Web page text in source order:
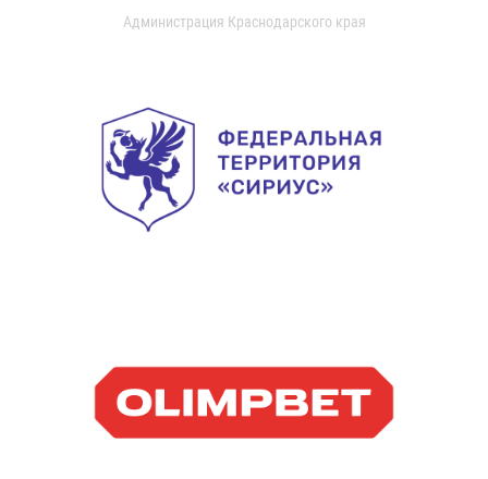
Администрация Краснодарского края